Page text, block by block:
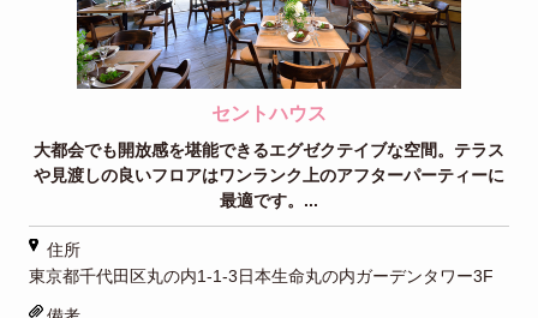
セントハウス
大都会でも開放感を堪能できるエグゼクテイブな空間。テラス
や見渡しの良いフロアはワンランク上のアフターパーティーに
最適です。...
住所
東京都千代田区丸の内1-1-3日本生命丸の内ガーデンタワー3F